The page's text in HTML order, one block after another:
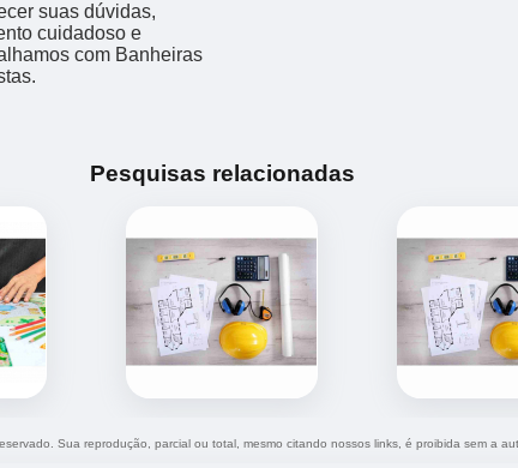
suas dúvidas,
cuidadoso e
com Banheiras
Pesquisas relacionadas
Sua reprodução, parcial ou total, mesmo citando nossos links, é proibida sem a